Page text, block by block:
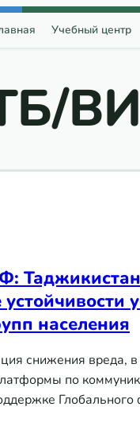
Учебный центр
населения
снижения вреда,
по
Глобального